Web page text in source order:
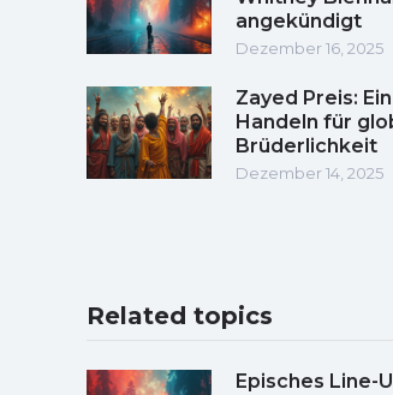
angekündigt
Dezember 16, 2025
Zayed Preis:
Handeln für
Brüderlichkeit
Dezember 14, 2025
Related topics
Episches Line-